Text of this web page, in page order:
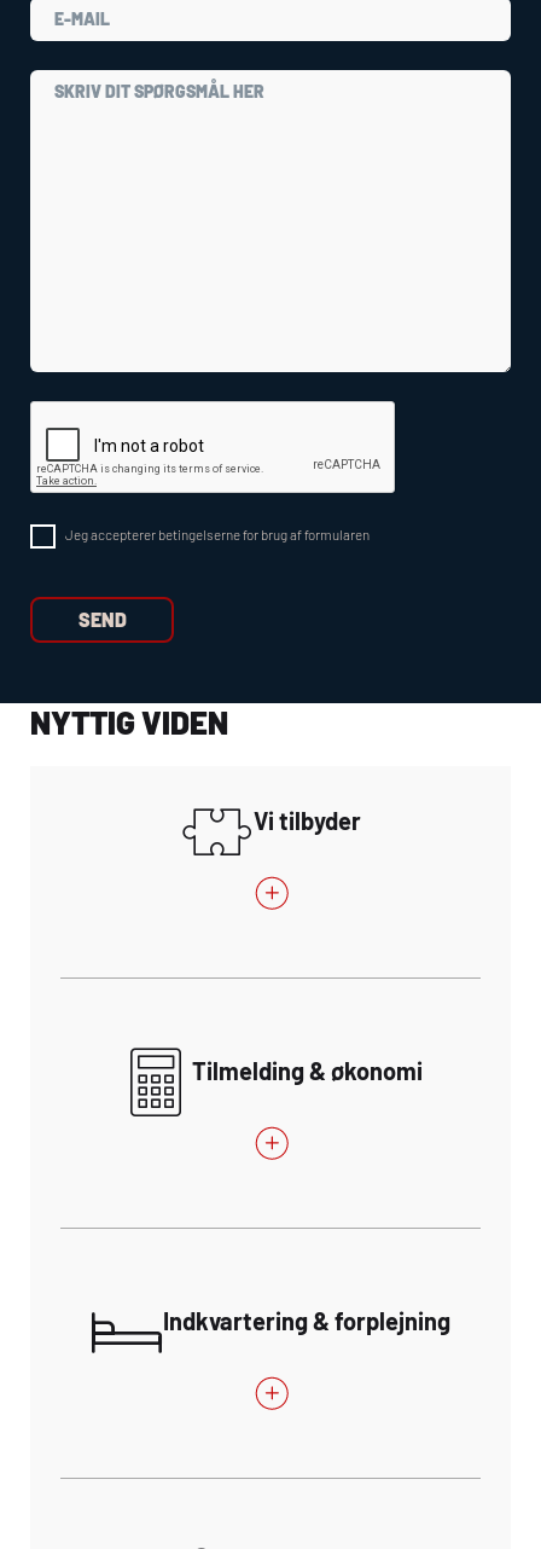
Jeg accepterer betingelserne for brug af formularen
NYTTIG VIDEN
Vi tilbyder
Tilmelding & økonomi
Indkvartering & forplejning